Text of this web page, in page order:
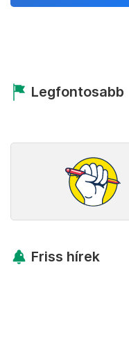
Legfontosabb
Friss hírek